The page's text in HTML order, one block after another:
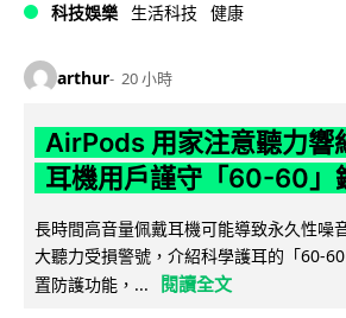
科技娛樂 生活科技 健康
arthur 20 小時
AirPods 用家注意聽力響
耳機用戶謹守「60-60」
長時間高音量佩戴耳機可能導致永久性噪
大聽力受損警號，介紹科學護耳的「60-
置防護功能，...
閱讀全文